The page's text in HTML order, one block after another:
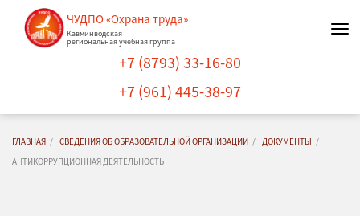
ЧУДПО «Охрана труда»
Кавминводская
региональная учебная группа
+7 (8793) 33-16-80
+7 (961) 445-38-97
ГЛАВНАЯ СВЕДЕНИЯ ОБ ОБРАЗОВАТЕЛЬНОЙ ОРГАНИЗАЦИИ
ДОКУМЕНТЫ
АНТИКОРРУПЦИОННАЯ ДЕЯТЕЛЬНОСТЬ